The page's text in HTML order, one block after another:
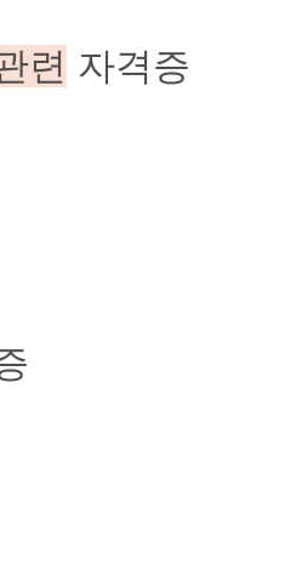
련 자격증